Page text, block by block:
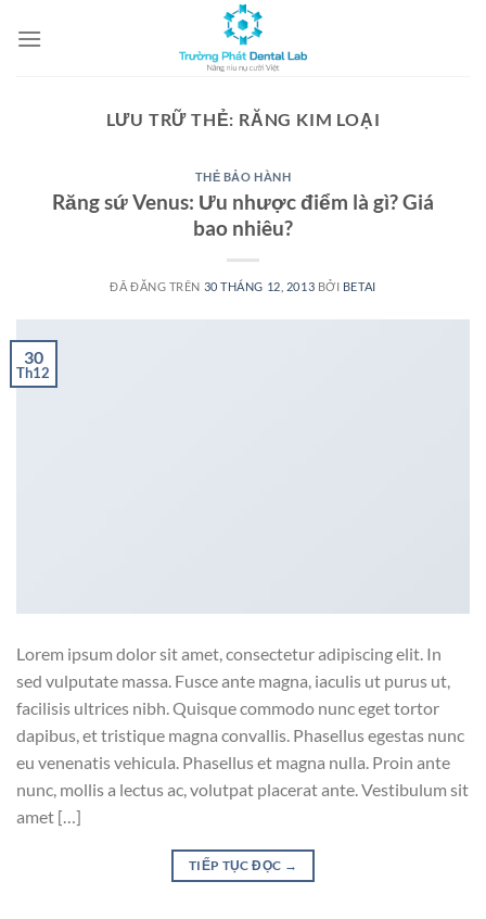
đến
LƯU TRỮ THẺ: RĂNG KIM LOẠI
THẺ BẢO HÀNH
Răng sứ Venus: Ưu nhược điểm là gì? Giá
bao nhiêu?
ĐÃ ĐĂNG TRÊN 30 THÁNG 12, 2013 BỞI BETAI
30
Th12
Lorem ipsum dolor sit amet, consectetur adipiscing elit. In
sed vulputate massa. Fusce ante magna, iaculis ut purus ut,
facilisis ultrices nibh. Quisque commodo nunc eget tortor
dapibus, et tristique magna convallis. Phasellus egestas nunc
eu venenatis vehicula. Phasellus et magna nulla. Proin ante
nunc, mollis a lectus ac, volutpat placerat ante. Vestibulum sit
amet […]
TIẾP TỤC ĐỌC →